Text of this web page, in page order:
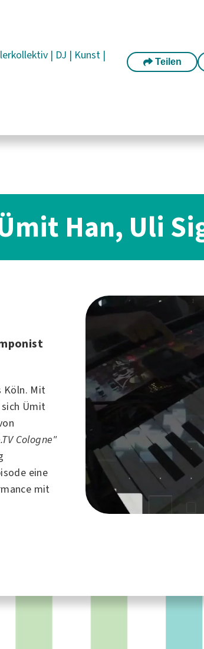
| DJ | Kunst |
Teilen
Han, Uli
Köln. Mit
Ümit
Cologne"
eine
mit